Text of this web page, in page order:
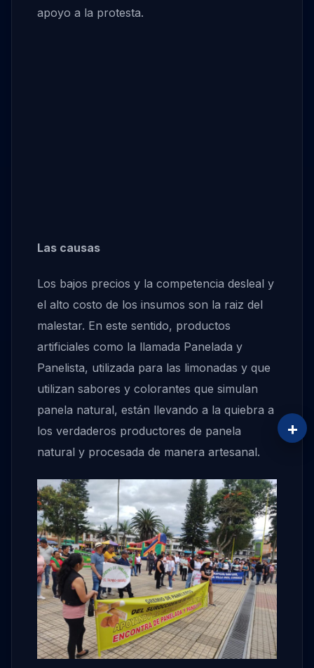
apoyo a la protesta.
Las causas
Los bajos precios y la competencia desleal y
el alto costo de los insumos son la raiz del
malestar. En este sentido, productos
artificiales como la llamada Panelada y
Panelista, utilizada para las limonadas y que
utilizan sabores y colorantes que simulan
panela natural, están llevando a la quiebra a
los verdaderos productores de panela
natural y procesada de manera artesanal.
+